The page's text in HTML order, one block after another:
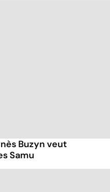
Buzyn veut
Samu